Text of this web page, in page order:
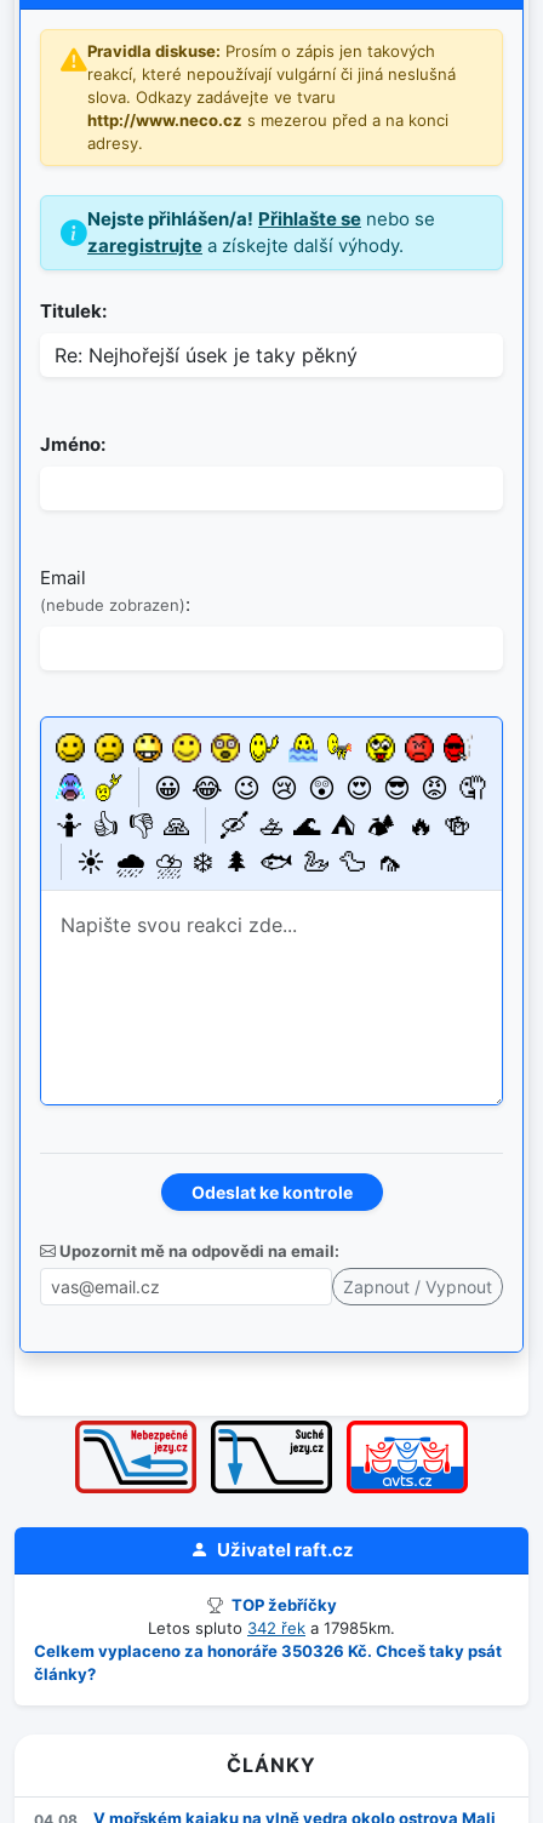
Pravidla diskuse: Prosím o zápis jen takových
reakcí, které nepoužívají vulgární či jiná neslušná
slova. Odkazy zadávejte ve tvaru
http://www.neco.cz s mezerou před a na konci
adresy.
Nejste přihlášen/a! Přihlašte se nebo se
zaregistrujte a získejte další výhody.
Titulek:
Jméno:
Email
(nebude zobrazen):
😀 😂 😉 😢 😲 😍 😎 😡 🤦
🤷 👍 👎 🙏 🛶 🚣 🌊 ⛺ 🏕️ 🔥 🍻
☀️ 🌧️ ⛈️ ❄️ 🌲 🐟 🦢 🦆 🦟
Upozornit mě na odpovědi na email:
Uživatelraft.cz
TOP žebříčky
Letos spluto 342 řek a 17985km.
Celkem vyplaceno za honoráře 350326 Kč. Chceš taky psát
články?
ČLÁNKY
V mořském kajaku na vlně vedra okolo ostrova Mali